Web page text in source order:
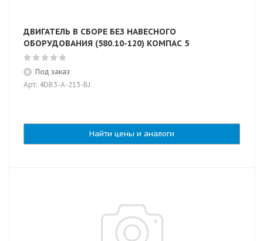
ДВИГАТЕЛЬ В СБОРЕ БЕЗ НАВЕСНОГО
ОБОРУДОВАНИЯ (580.10-120) КОМПАС 5
Под заказ
Арт: 4DB3-A-213-BJ
Найти цены и аналоги